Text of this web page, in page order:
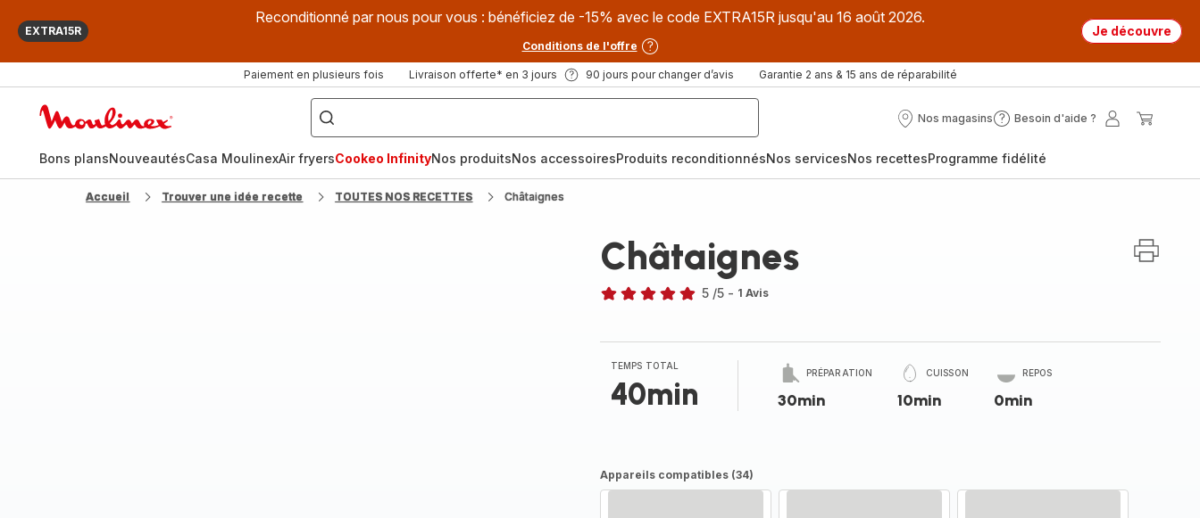
EXTRA15R
Reconditionné par nous pour vous : bénéficiez de -15% avec le code EXTRA15R jusqu'au 16 août 2026.
Conditions de l'offre
Je découvre
Paiement en plusieurs fois Livraison offerte* en 3 jours 90 jours pour changer d’avis Garantie 2 ans & 15 ans de réparabilité
["Que
recherchez-
vous
?",
fryer",
"Companion"]
Nos magasins
Nos
Besoin d'aide ?
Besoin
?
Mon
Bons plansNouveautésCasa MoulinexAir fryersCookeo InfinityNos produitsNos accessoiresProduits reconditionnésNos servicesNos recettesProgramme fidélité
Accueil Trouver une idée recette TOUTES NOS RECETTES Châtaignes
Châtaignes
étoiles
(moyenne)
5 /5 - 1 Avis
TEMPS TOTAL
40min
PRÉPARATION
30min
CUISSON
10min
REPOS
0min
Appareils compatibles (34)